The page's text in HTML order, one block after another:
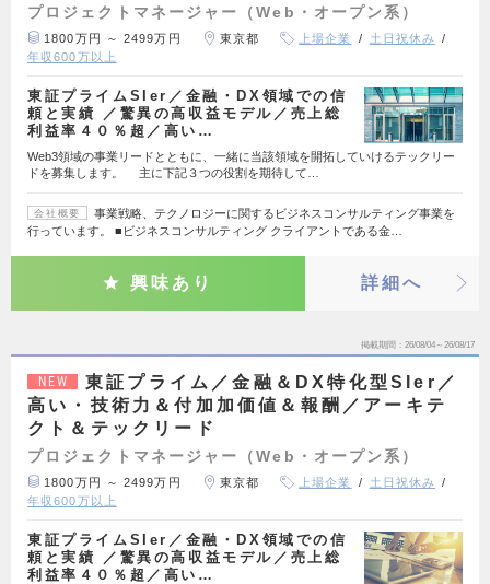
プロジェクトマネージャー（Web・オープン系）
1800万円 ～ 2499万円 東京都 上場企業
土日祝休み
年収600万以上
東証プライムSIer／金融・DX領域での信
頼と実績 ／驚異の高収益モデル／売上総
利益率４０％超／高い…
Web3領域の事業リードとともに、一緒に当該領域を開拓していけるテックリー
ドを募集します。 主に下記３つの役割を期待して…
会社概要
事業戦略、テクノロジーに関するビジネスコンサルティング事業を
行っています。 ■ビジネスコンサルティング クライアントである金…
興味あり 詳細へ
掲載期間 26/08/04～26/08/17
NEW
東証プライム／金融＆DX特化型SIer／
高い・技術力＆付加加価値＆報酬／アーキテ
クト＆テックリード
プロジェクトマネージャー（Web・オープン系）
1800万円 ～ 2499万円 東京都 上場企業
土日祝休み
年収600万以上
東証プライムSIer／金融・DX領域での信
頼と実績 ／驚異の高収益モデル／売上総
利益率４０％超／高い…